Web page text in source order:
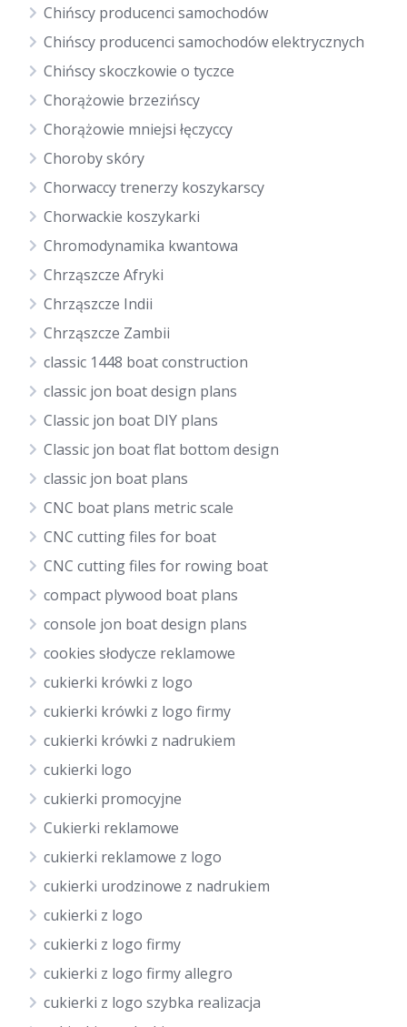
Chińscy producenci samochodów
Chińscy producenci samochodów elektrycznych
Chińscy skoczkowie o tyczce
Chorążowie brzezińscy
Chorążowie mniejsi łęczyccy
Choroby skóry
Chorwaccy trenerzy koszykarscy
Chorwackie koszykarki
Chromodynamika kwantowa
Chrząszcze Afryki
Chrząszcze Indii
Chrząszcze Zambii
classic 1448 boat construction
classic jon boat design plans
Classic jon boat DIY plans
Classic jon boat flat bottom design
classic jon boat plans
CNC boat plans metric scale
CNC cutting files for boat
CNC cutting files for rowing boat
compact plywood boat plans
console jon boat design plans
cookies słodycze reklamowe
cukierki krówki z logo
cukierki krówki z logo firmy
cukierki krówki z nadrukiem
cukierki logo
cukierki promocyjne
Cukierki reklamowe
cukierki reklamowe z logo
cukierki urodzinowe z nadrukiem
cukierki z logo
cukierki z logo firmy
cukierki z logo firmy allegro
cukierki z logo szybka realizacja